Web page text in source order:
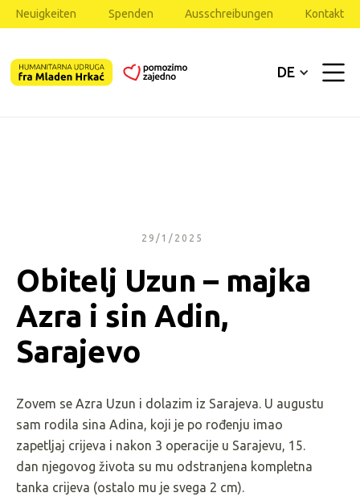
Neuigkeiten Spenden Ausschreibungen Kontakt
DE
29/1/2025
Obitelj Uzun – majka
Azra i sin Adin,
Sarajevo
Zovem se Azra Uzun i dolazim iz Sarajeva. U augustu
sam rodila sina Adina, koji je po rođenju imao
zapetljaj crijeva i nakon 3 operacije u Sarajevu, 15.
dan njegovog života su mu odstranjena kompletna
tanka crijeva (ostalo mu je svega 2 cm).